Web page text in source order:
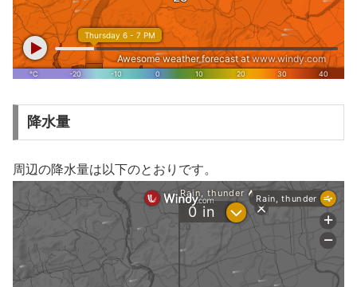
降水量
周辺の降水量は以下のとおりです。